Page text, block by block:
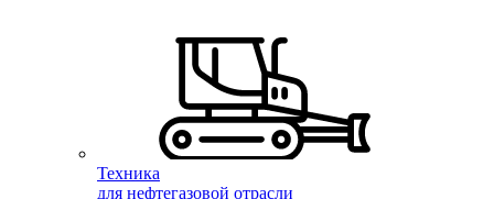
Техника
для нефтегазовой отрасли